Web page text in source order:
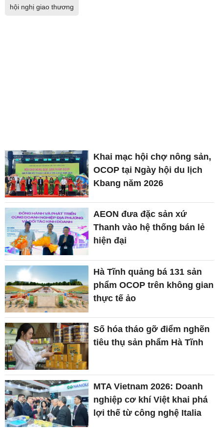
hội nghị giao thương
Khai mạc hội chợ nông sản,
OCOP tại Ngày hội du lịch
Kbang năm 2026
AEON đưa đặc sản xứ
Thanh vào hệ thống bán lẻ
hiện đại
Hà Tĩnh quảng bá 131 sản
phẩm OCOP trên không gian
thực tế ảo
Số hóa tháo gỡ điểm nghẽn
tiêu thụ sản phẩm Hà Tĩnh
MTA Vietnam 2026: Doanh
nghiệp cơ khí Việt khai phá
lợi thế từ công nghệ Italia